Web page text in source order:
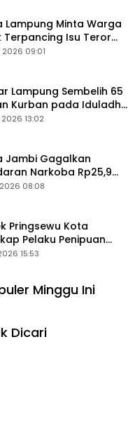
Lampung Minta Warga
Terpancing Isu Teror
Palsu, Patroli
09:01
Lampung Sembelih 65
Kurban pada Iduladha
13:02
Jambi Gagalkan
Narkoba Rp25,9
Empat Tersangka
08:08
Pringsewu Kota
Pelaku Penipuan
Sempat Kabur ke Jambi
15:53
Minggu Ini
Dicari